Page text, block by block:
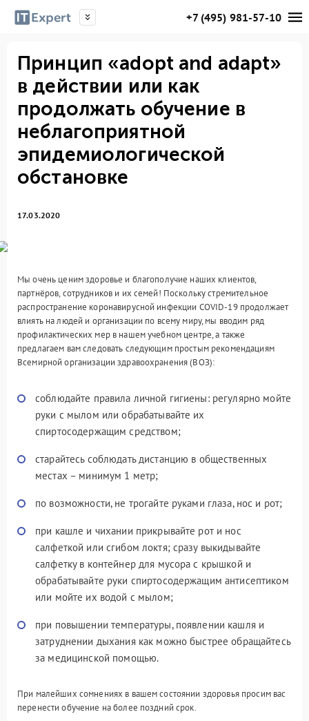
+7 (495) 981-57-10
Принцип «adopt and adapt»
в действии или как
продолжать обучение в
неблагоприятной
эпидемиологической
обстановке
17.03.2020
Мы очень ценим здоровье и благополучие наших клиентов,
партнёров, сотрудников и их семей! Поскольку стремительное
распространение коронавирусной инфекции COVID-19 продолжает
влиять на людей и организации по всему миру, мы вводим ряд
профилактических мер в нашем учебном центре, а также
предлагаем вам следовать следующим простым рекомендациям
Всемирной организации здравоохранения (ВОЗ):
соблюдайте правила личной гигиены: регулярно мойте
руки с мылом или обрабатывайте их
спиртосодержащим средством;
старайтесь соблюдать дистанцию в общественных
местах – минимум 1 метр;
по возможности, не трогайте руками глаза, нос и рот;
при кашле и чихании прикрывайте рот и нос
салфеткой или сгибом локтя; сразу выкидывайте
салфетку в контейнер для мусора с крышкой и
обрабатывайте руки спиртосодержащим антисептиком
или мойте их водой с мылом;
при повышении температуры, появлении кашля и
затруднении дыхания как можно быстрее обращайтесь
за медицинской помощью.
При малейших сомнениях в вашем состоянии здоровья просим вас
перенести обучение на более поздний срок.